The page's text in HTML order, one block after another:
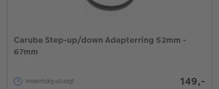
Caruba Step-up/down Adapterring 52mm -
67mm
Midlertidig utsolgt 149,-